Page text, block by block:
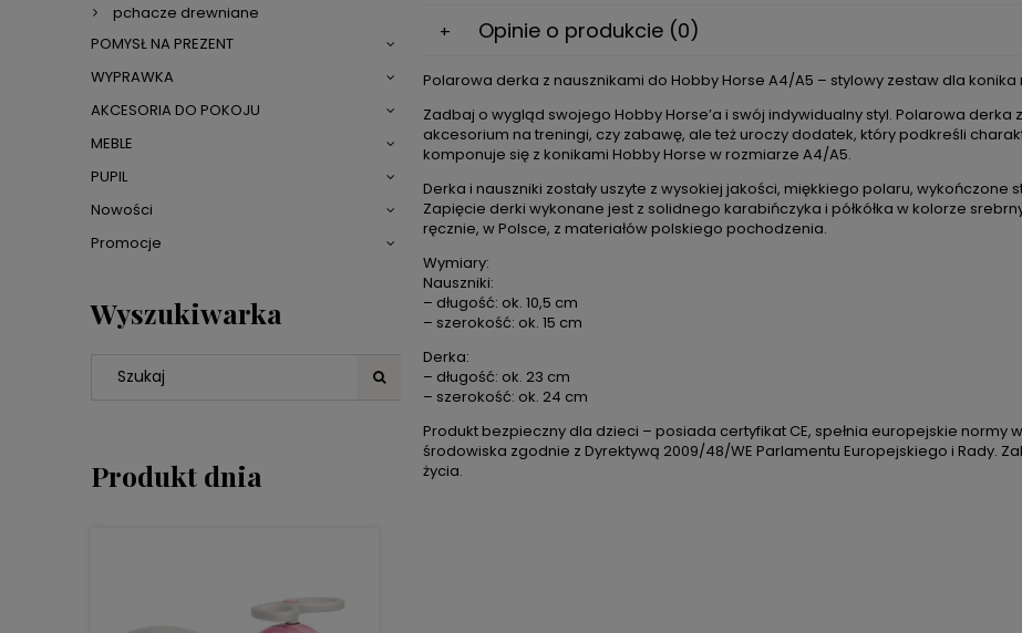
pchacze drewniane
POMYSŁ NA PREZENT
WYPRAWKA
AKCESORIA DO POKOJU
MEBLE
PUPIL
Nowości
Promocje
Wyszukiwarka
Produkt dnia
Cena nie zawiera ewentualnych
Opinie o produkcie (0)
Polarowa derka z nausznikami do Hobby Horse A4/A5 – stylowy zestaw dla
Zadbaj o wygląd swojego Hobby Horse’a i swój indywidualny styl. Polarowa
akcesorium na treningi, czy zabawę, ale też uroczy dodatek, który podkreśli
komponuje się z konikami Hobby Horse w rozmiarze A4/A5.
Derka i nauszniki zostały uszyte z wysokiej jakości, miękkiego polaru,
Zapięcie derki wykonane jest z solidnego karabińczyka i półkółka w kolorze
ręcznie, w Polsce, z materiałów polskiego pochodzenia.
Wymiary:
Nauszniki:
– długość: ok. 10,5 cm
– szerokość: ok. 15 cm
Derka:
– długość: ok. 23 cm
– szerokość: ok. 24 cm
Produkt bezpieczny dla dzieci – posiada certyfikat CE, spełnia europejskie
środowiska zgodnie z Dyrektywą 2009/48/WE Parlamentu Europejskiego i Rady.
życia.